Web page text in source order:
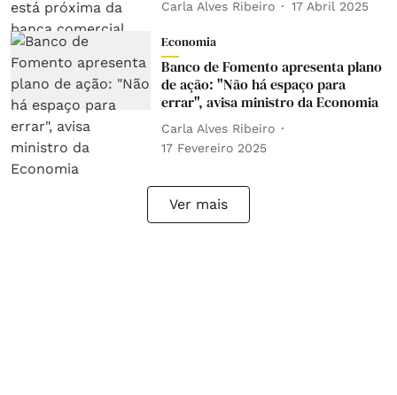
Carla Alves Ribeiro 17 Abril 2025
Economia
Banco de Fomento apresenta plano
de ação: "Não há espaço para
errar", avisa ministro da Economia
Carla Alves Ribeiro
17 Fevereiro 2025
Ver mais